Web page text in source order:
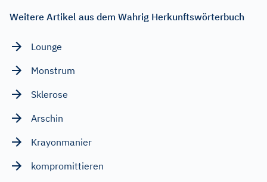
Weitere Artikel aus dem Wahrig Herkunftswörterbuch
Lounge
Monstrum
Sklerose
Arschin
Krayonmanier
kompromittieren